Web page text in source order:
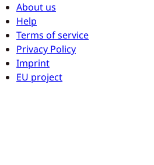
About us
Help
Terms of service
Privacy Policy
Imprint
EU project